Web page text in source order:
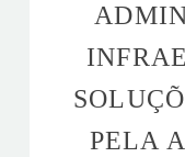
PELA